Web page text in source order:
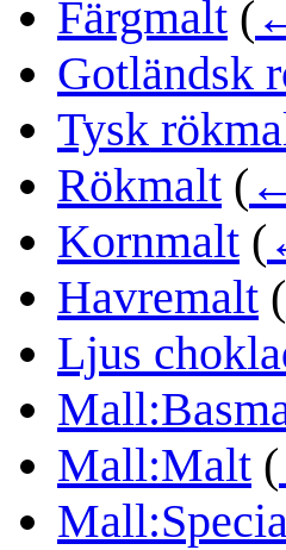
Färgmalt (
Gotländsk
Tysk
Rökmalt (
Kornmalt (
Havremalt (
Ljus
Mall:Malt (